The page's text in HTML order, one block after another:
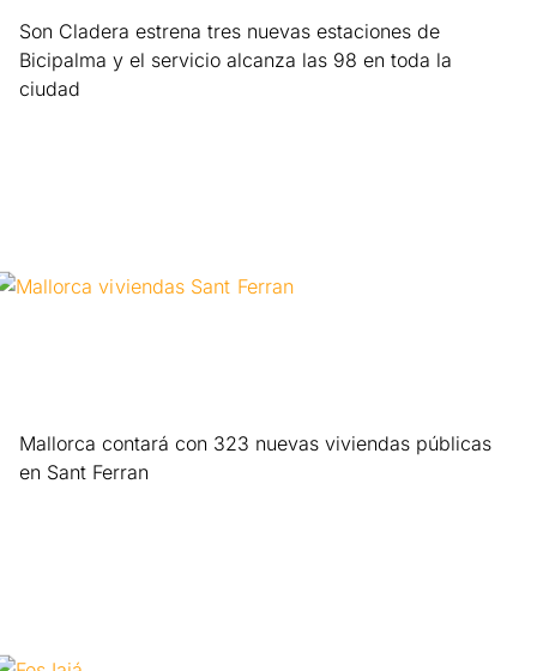
Son Cladera estrena tres nuevas estaciones de
Bicipalma y el servicio alcanza las 98 en toda la
ciudad
Mallorca contará con 323 nuevas viviendas públicas
en Sant Ferran